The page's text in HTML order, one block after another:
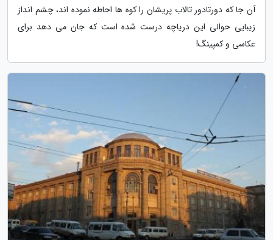
آن جا که دورتادور تالاب پریشان را کوه ها احاطه نموده اند، چشم انداز
زیبایی حوالی این دریاچه درست شده است که جان می دهد برای
عکاسی و کمپینگ!